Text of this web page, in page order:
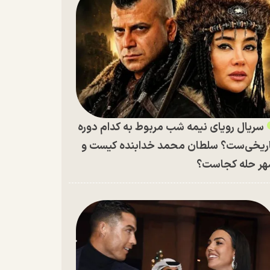
سریال رویای نیمه شب مربوط به کدام دوره
سلطان محمد خدابنده کیست و
حله کجاست؟